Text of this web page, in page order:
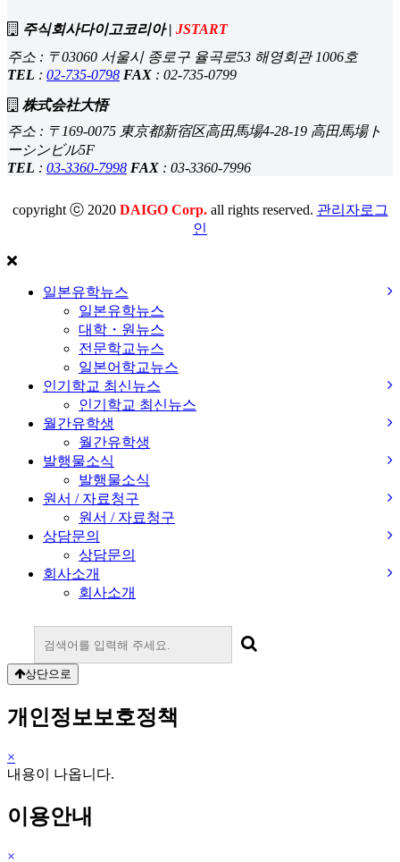
주식회사다이고코리아 | JSTART
주소 : 〒03060 서울시 종로구 율곡로53 해영회관 1006호
TEL : 02-735-0798 FAX : 02-735-0799
株式会社大悟
주소 : 〒169-0075 東京都新宿区高田馬場4-28-19 高田馬場ト
ーシンビル5F
TEL : 03-3360-7998 FAX : 03-3360-7996
copyright ⓒ 2020 DAIGO Corp.all rights reserved. 관리자로그
인
일본유학뉴스
일본유학뉴스
대학・원뉴스
전문학교뉴스
일본어학교뉴스
인기학교 최신뉴스
인기학교 최신뉴스
월간유학생
월간유학생
발행물소식
발행물소식
원서 / 자료청구
원서 / 자료청구
상담문의
상담문의
회사소개
회사소개
상단으로
개인정보보호정책
×
내용이 나옵니다.
이용안내
×